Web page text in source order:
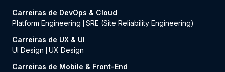
Carreiras de DevOps & Cloud
Platform Engineering
SRE (Site Reliability Engineering)
Carreiras de UX & UI
UI Design
UX Design
Carreiras de Mobile & Front-End